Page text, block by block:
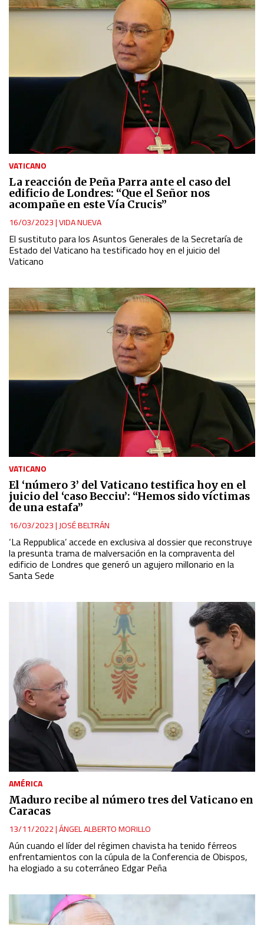
VATICANO
La reacción de Peña Parra ante el caso del
edificio de Londres: “Que el Señor nos
acompañe en este Vía Crucis”
16/03/2023|VIDA NUEVA
El sustituto para los Asuntos Generales de la Secretaría de
Estado del Vaticano ha testificado hoy en el juicio del
Vaticano
VATICANO
El ‘número 3’ del Vaticano testifica hoy en el
juicio del ‘caso Becciu’: “Hemos sido víctimas
de una estafa”
16/03/2023|JOSÉ BELTRÁN
‘La Reppublica’ accede en exclusiva al dossier que reconstruye
la presunta trama de malversación en la compraventa del
edificio de Londres que generó un agujero millonario en la
Santa Sede
AMÉRICA
Maduro recibe al número tres del Vaticano en
Caracas
13/11/2022|ÁNGEL ALBERTO MORILLO
Aún cuando el líder del régimen chavista ha tenido férreos
enfrentamientos con la cúpula de la Conferencia de Obispos,
ha elogiado a su coterráneo Edgar Peña